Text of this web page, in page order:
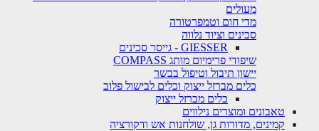
מעולים
מדי חום וטמפרטורה
סכינים וציוד נלווה
GIESSER - גייסר סכינים
שיפודי פרימיום מותג COMPASS
יישון תיבול וטיפול בבשר
כלים מברזל ייצוק וכלים לבישול פלוב
כלים מברזל ייצוק
טאבונים ומוצרים נילווים
קמינים, מדורות גן, שולחנות אש ודקורציה